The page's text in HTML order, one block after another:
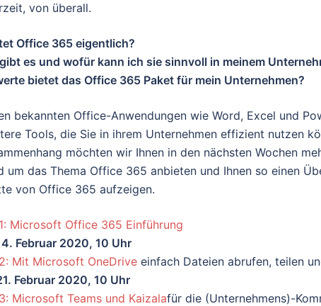
von überall.
Office 365 eigentlich?
es und wofür kann ich sie sinnvoll in meinem
bietet das Office 365 Paket für mein Unternehmen?
bekannten Office-Anwendungen wie Word, Excel und
Tools, die Sie in ihrem Unternehmen effizient nutzen
möchten wir Ihnen in den nächsten Wochen
um das Thema Office 365 anbieten und Ihnen so einen
von Office 365 aufzeigen.
Microsoft Office 365 Einführung
Februar 2020, 10 Uhr
Mit Microsoft OneDrive einfach Dateien abrufen, teilen
Februar 2020, 10 Uhr
Microsoft Teams und Kaizalafür die (Unternehmens)-